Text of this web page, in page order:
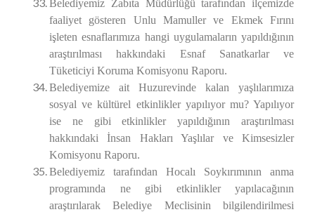
Belediyemiz Zabıta Müdürlüğü tarafından ilçemizde
faaliyet gösteren Unlu Mamuller ve Ekmek Fırını
işleten esnaflarımıza hangi uygulamaların yapıldığının
araştırılması hakkındaki Esnaf Sanatkarlar ve
Tüketiciyi Koruma Komisyonu Raporu.
Belediyemize ait Huzurevinde kalan yaşlılarımıza
sosyal ve kültürel etkinlikler yapılıyor mu? Yapılıyor
ise ne gibi etkinlikler yapıldığının araştırılması
hakkındaki İnsan Hakları Yaşlılar ve Kimsesizler
Komisyonu Raporu.
Belediyemiz tarafından Hocalı Soykırımının anma
programında ne gibi etkinlikler yapılacağının
araştırılarak Belediye Meclisinin bilgilendirilmesi